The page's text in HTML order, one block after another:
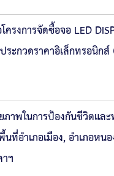
ครงการจัดซื้อจอ LED
ะกวดราคาอิเล็กทรอนิก
ภาพในการป้องกันชีวิต
อำเภอเมือง, อำเภอหน
ฯ